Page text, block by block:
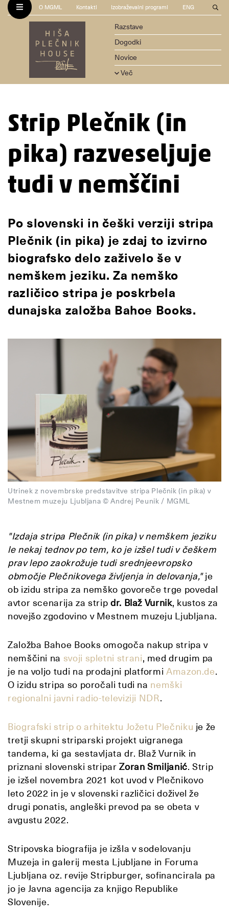
O MGML Kontakti Izobraževalni programi ENG
Razstave
Dogodki
Novice
Več
Strip Plečnik (in
pika) razveseljuje
tudi v nemščini
Po slovenski in češki verziji stripa
Plečnik (in pika) je zdaj to izvirno
biografsko delo zaživelo še v
nemškem jeziku. Za nemško
različico stripa je poskrbela
dunajska založba Bahoe Books.
Utrinek z novembrske predstavitve stripa Plečnik (in pika) v
Mestnem muzeju Ljubljana © Andrej Peunik / MGML
"Izdaja stripa Plečnik (in pika) v nemškem jeziku
le nekaj tednov po tem, ko je izšel tudi v češkem
prav lepo zaokrožuje tudi srednjeevropsko
območje Plečnikovega življenja in delovanja,"je
ob izidu stripa za nemško govoreče trge povedal
avtor scenarija za strip dr. Blaž Vurnik, kustos za
novejšo zgodovino v Mestnem muzeju Ljubljana.
Založba Bahoe Books omogoča nakup stripa v
nemščini na svoji spletni strani, med drugim pa
je na voljo tudi na prodajni platformi Amazon.de.
O izidu stripa so poročali tudi na nemški
regionalni javni radio-televiziji NDR.
Biografski strip o arhitektu Jožetu Plečniku je že
tretji skupni striparski projekt uigranega
tandema, ki ga sestavljata dr. Blaž Vurnik in
priznani slovenski striparZoran Smiljanić. Strip
je izšel novembra 2021 kot uvod v Plečnikovo
leto 2022 in je v slovenski različici doživel že
drugi ponatis, angleški prevod pa se obeta v
avgustu 2022.
Stripovska biografija je izšla v sodelovanju
Muzeja in galerij mesta Ljubljane in Foruma
Ljubljana oz. revije Stripburger, sofinancirala pa
jo je Javna agencija za knjigo Republike
Slovenije.